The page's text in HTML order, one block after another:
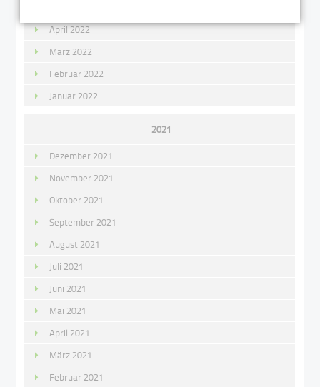
April 2022
März 2022
Februar 2022
Januar 2022
2021
Dezember 2021
November 2021
Oktober 2021
September 2021
August 2021
Juli 2021
Juni 2021
Mai 2021
April 2021
März 2021
Februar 2021